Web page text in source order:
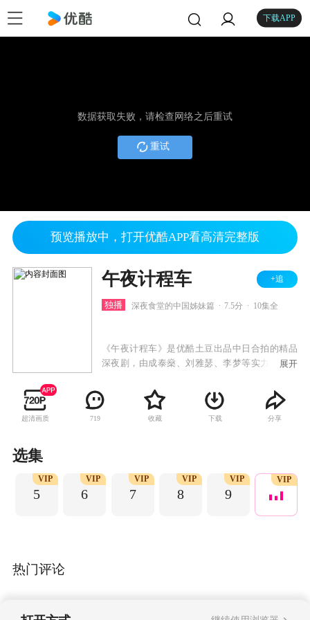
下载APP
数据获取失败，请检查网络之后重试
重试
预览播放中，打开优酷APP看高清完整版
午夜计程车 +追
独播 深夜食堂的中国姊妹篇 7.5分 10集全
《午夜计程车》是优酷土豆出品中日合拍的精品
深夜剧，由成泰燊、刘雅瑟、李梦等实力演员主
姊妹篇，由《深夜食堂》原班人马打造，延续其
治愈系风格。《午夜计程车》将故事场景从食堂
搬到了计程车上。午夜的计程车，犹如一个移动
展开
超清画质 719 收藏 下载 分享
选集
5
VIP
6
VIP
7
VIP
8
VIP
9
VIP VIP
热门评论